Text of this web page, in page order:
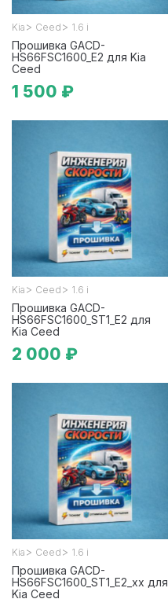
Kia > Ceed > 1.6 i
Прошивка GACD-
HS66FSC1600_E2 для Kia
Ceed
1 500 ₽
Kia > Ceed > 1.6 i
Прошивка GACD-
HS66FSC1600_ST1_E2 для
Kia Ceed
2 000 ₽
Kia > Ceed > 1.6 i
Прошивка GACD-
HS66FSC1600_ST1_E2_xx для
Kia Ceed